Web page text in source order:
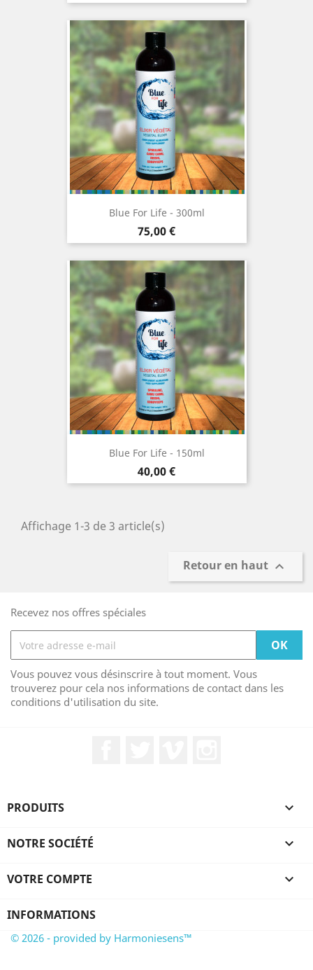
Blue For Life - 300ml
Prix
75,00 €
Blue For Life - 150ml
Prix
40,00 €
Affichage 1-3 de 3 article(s)
Retour en haut 
Recevez nos offres spéciales
Vous pouvez vous désinscrire à tout moment. Vous
trouverez pour cela nos informations de contact dans les
conditions d'utilisation du site.
PRODUITS 
NOTRE SOCIÉTÉ 
VOTRE COMPTE 
INFORMATIONS
© 2026 - provided by Harmoniesens™